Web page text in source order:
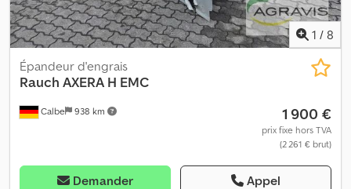
1 / 8
Calbe 938 km
Épandeur d'engrais
Rauch AXERA H EMC
1 900 €
prix fixe hors TVA
(2 261 € brut)
Demander Appel